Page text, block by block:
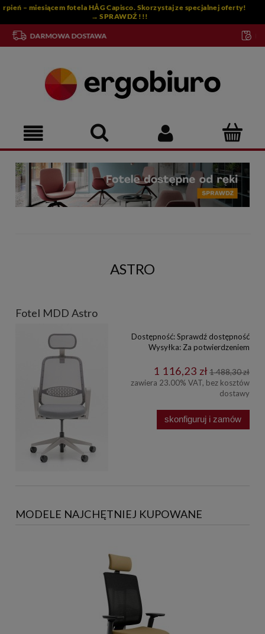
oferty!
DUŻA OFERTA DOSTĘPNE OD RĘKI
ASTRO
Fotel MDD Astro
Dostępność:Sprawdź dostępność
Wysyłka: Za potwierdzeniem
1 116,23 zł 1 488,30 zł
zawiera 23.00% VAT, bez kosztów
dostawy
skonfiguruj i zamów
MODELE NAJCHĘTNIEJ KUPOWANE